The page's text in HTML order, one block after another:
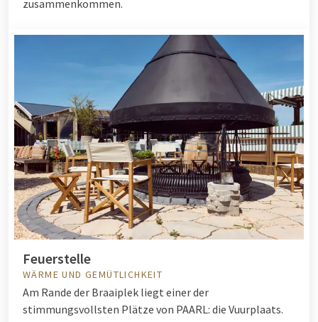
zusammenkommen.
Feuerstelle
WÄRME UND GEMÜTLICHKEIT
Am Rande der Braaiplek liegt einer der
stimmungsvollsten Plätze von PAARL: die Vuurplaats.